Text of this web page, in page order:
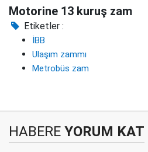
Motorine 13 kuruş zam
Etiketler :
İBB
Ulaşım zammı
Metrobüs zam
HABERE YORUM KAT